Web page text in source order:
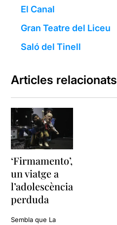
El Canal
Gran Teatre del Liceu
Saló del Tinell
Articles relacionats
‘Firmamento’,
un viatge a
l’adolescència
perduda
Sembla que La